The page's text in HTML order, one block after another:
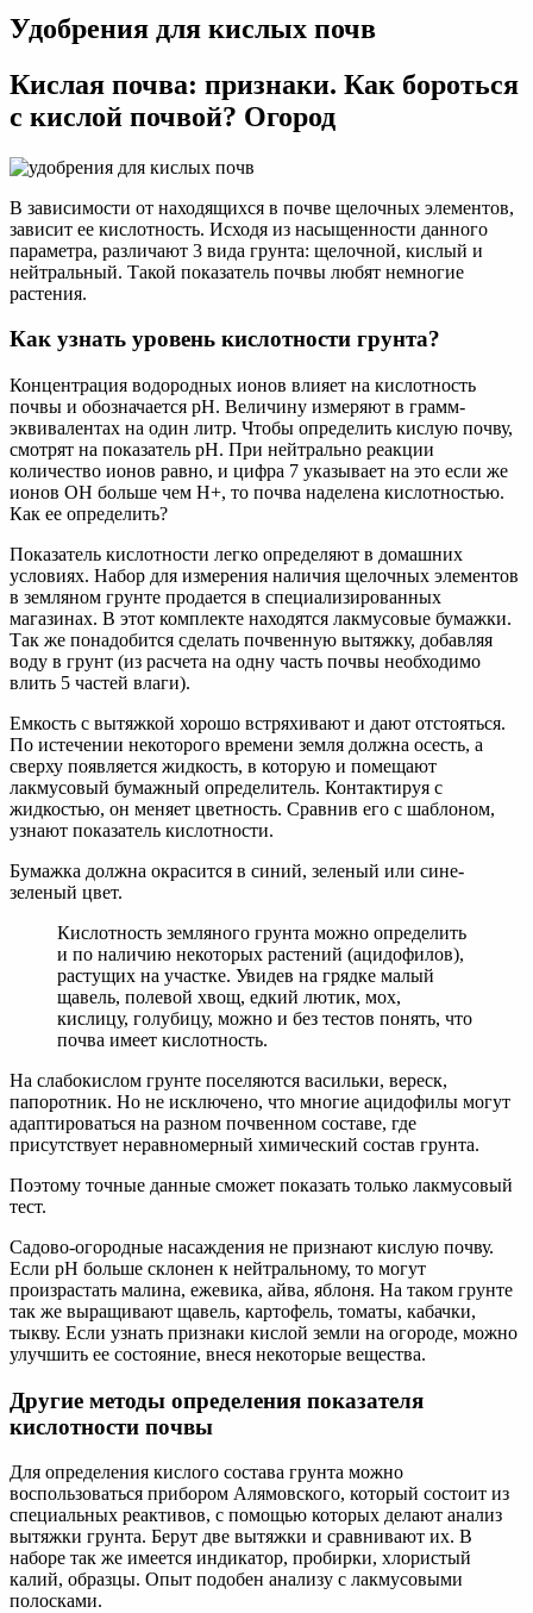
почв
Удобрения для кислых почв
Кислая почва: признаки. Как бороться
с кислой почвой? Огород
В зависимости от находящихся в почве щелочных элементов,
зависит ее кислотность. Исходя из насыщенности данного
параметра, различают 3 вида грунта: щелочной, кислый и
нейтральный. Такой показатель почвы любят немногие
растения.
Как узнать уровень кислотности грунта?
Концентрация водородных ионов влияет на кислотность
почвы и обозначается pH. Величину измеряют в грамм-
эквивалентах на один литр. Чтобы определить кислую почву,
смотрят на показатель pH. При нейтрально реакции
количество ионов равно, и цифра 7 указывает на это если же
ионов ОН больше чем Н+, то почва наделена кислотностью.
Как ее определить?
Показатель кислотности легко определяют в домашних
условиях. Набор для измерения наличия щелочных элементов
в земляном грунте продается в специализированных
магазинах. В этот комплекте находятся лакмусовые бумажки.
Так же понадобится сделать почвенную вытяжку, добавляя
воду в грунт (из расчета на одну часть почвы необходимо
влить 5 частей влаги).
Емкость с вытяжкой хорошо встряхивают и дают отстояться.
По истечении некоторого времени земля должна осесть, а
сверху появляется жидкость, в которую и помещают
лакмусовый бумажный определитель. Контактируя с
жидкостью, он меняет цветность. Сравнив его с шаблоном,
узнают показатель кислотности.
Бумажка должна окрасится в синий, зеленый или сине-
зеленый цвет.
Кислотность земляного грунта можно определить
и по наличию некоторых растений (ацидофилов),
растущих на участке. Увидев на грядке малый
щавель, полевой хвощ, едкий лютик, мох,
кислицу, голубицу, можно и без тестов понять, что
почва имеет кислотность.
На слабокислом грунте поселяются васильки, вереск,
папоротник. Но не исключено, что многие ацидофилы могут
адаптироваться на разном почвенном составе, где
присутствует неравномерный химический состав грунта.
Поэтому точные данные сможет показать только лакмусовый
тест.
Садово-огородные насаждения не признают кислую почву.
Если pH больше склонен к нейтральному, то могут
произрастать малина, ежевика, айва, яблоня. На таком грунте
так же выращивают щавель, картофель, томаты, кабачки,
тыкву. Если узнать признаки кислой земли на огороде, можно
улучшить ее состояние, внеся некоторые вещества.
Другие методы определения показателя
кислотности почвы
Для определения кислого состава грунта можно
воспользоваться прибором Алямовского, который состоит из
специальных реактивов, с помощью которых делают анализ
вытяжки грунта. Берут две вытяжки и сравнивают их. В
наборе так же имеется индикатор, пробирки, хлористый
калий, образцы. Опыт подобен анализу с лакмусовыми
полосками.